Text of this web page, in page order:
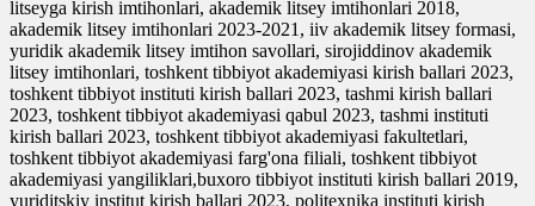
litseyga kirish imtihonlari, akademik litsey imtihonlari 2018,
akademik litsey imtihonlari 2023-2021, iiv akademik litsey formasi,
yuridik akademik litsey imtihon savollari, sirojiddinov akademik
litsey imtihonlari, toshkent tibbiyot akademiyasi kirish ballari 2023,
toshkent tibbiyot instituti kirish ballari 2023, tashmi kirish ballari
2023, toshkent tibbiyot akademiyasi qabul 2023, tashmi instituti
kirish ballari 2023, toshkent tibbiyot akademiyasi fakultetlari,
toshkent tibbiyot akademiyasi farg'ona filiali, toshkent tibbiyot
akademiyasi yangiliklari,buxoro tibbiyot instituti kirish ballari 2019,
yuriditskiy institut kirish ballari 2023, politexnika instituti kirish